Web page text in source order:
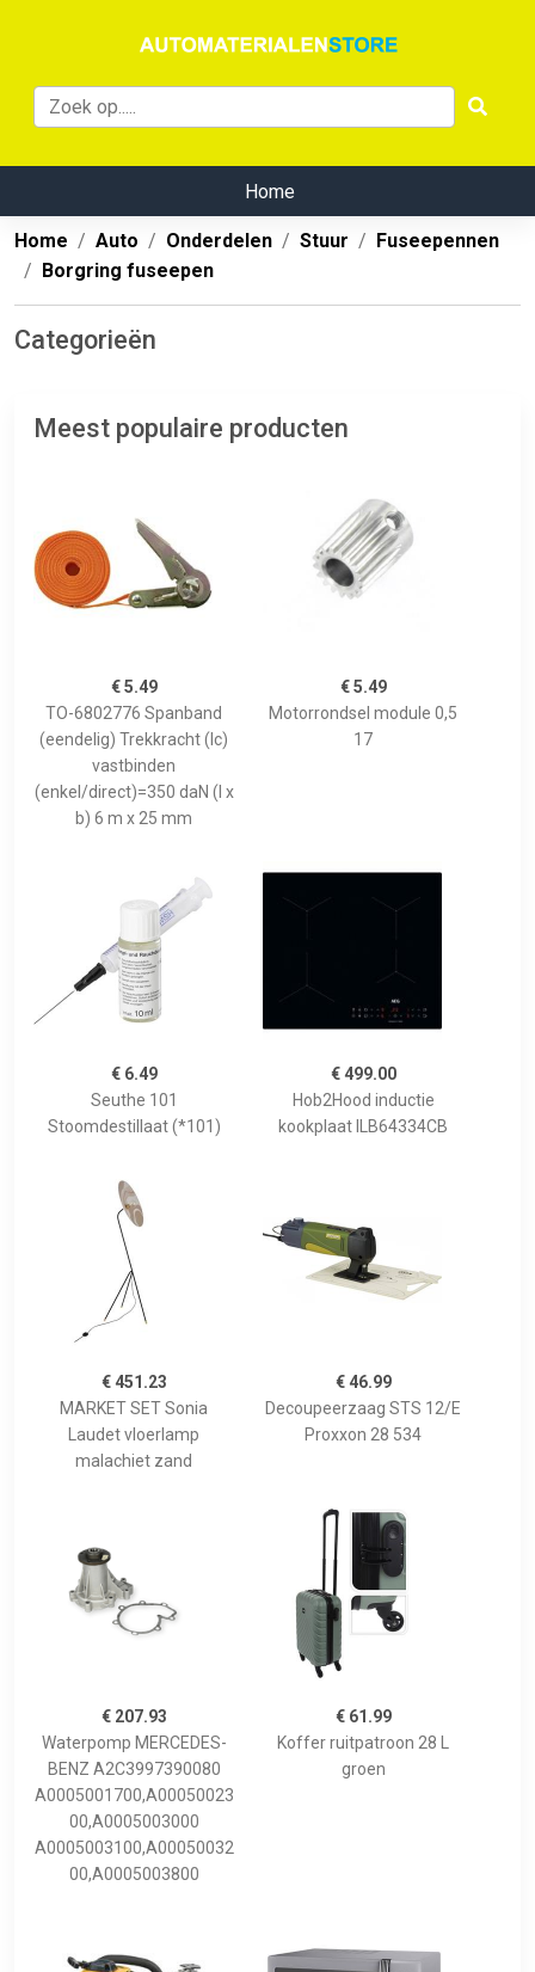
Home
Home Auto Onderdelen Stuur
Fuseepennen
Borgring fuseepen
Categorieën
Meest populaire producten
€ 5.49
TO-6802776 Spanband
(eendelig) Trekkracht (lc)
vastbinden
(enkel/direct)=350 daN (l x
b) 6 m x 25 mm
€ 5.49
Motorrondsel module 0,5
17
€ 6.49
Seuthe 101
Stoomdestillaat (*101)
€ 499.00
Hob2Hood inductie
kookplaat ILB64334CB
€ 451.23
MARKET SET Sonia
Laudet vloerlamp
malachiet zand
€ 46.99
Decoupeerzaag STS 12/E
Proxxon 28 534
€ 207.93
Waterpomp MERCEDES-
BENZ A2C3997390080
A0005001700,A00050023
00,A0005003000
A0005003100,A00050032
00,A0005003800
€ 61.99
Koffer ruitpatroon 28 L
groen